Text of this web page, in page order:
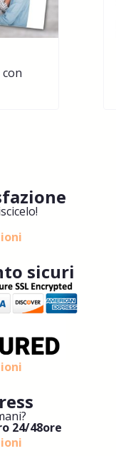
sicuri
24/48ore